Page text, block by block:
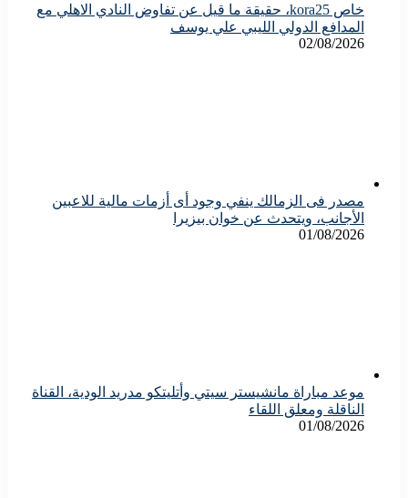
خاص kora25، حقيقة ما قيل عن تفاوض النادي الاهلي مع
المدافع الدولي الليبي علي يوسف
02/08/2026
مصدر فى الزمالك ينفي وجود أى أزمات مالية للاعبين
الأجانب، ويتحدث عن خوان بيزيرا
01/08/2026
موعد مباراة مانشيستر سيتي وأتليتكو مدريد الودية، القناة
الناقلة ومعلق اللقاء
01/08/2026